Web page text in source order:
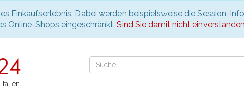
Einkaufserlebnis. Dabei werden beispielsweise die Session-
Online-Shops eingeschränkt. Sind Sie damit nicht